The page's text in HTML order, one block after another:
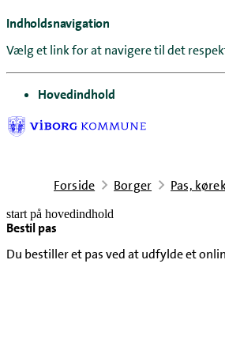
Indholdsnavigation
Vælg et link for at navigere til det
gå til
Hovedindhold
Forside Borger Pas,
start på hovedindhold
Bestil pas
Du bestiller et pas ved at udfylde et
senest opdateret 10. juni 2026